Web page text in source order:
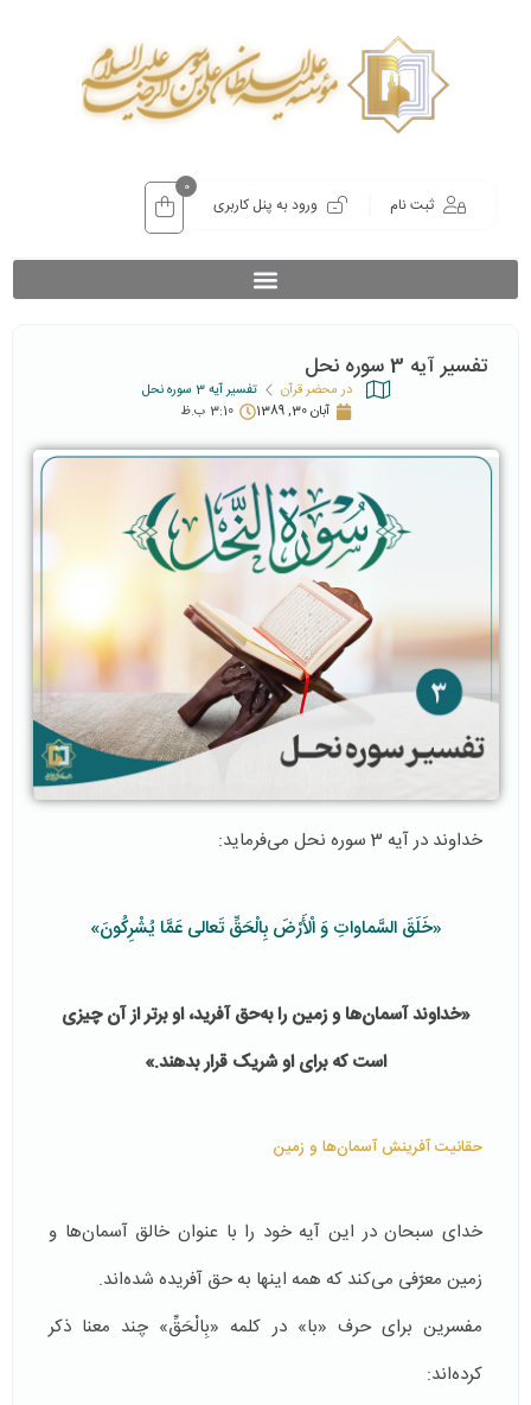
ثبت نام ورود به پنل کاربری
0
تفسیر آیه 3 سوره نحل
در محضر قرآن
تفسیر آیه 3 سوره نحل
آبان 30, 1389
3:10 ب.ظ
خداوند در آیه 3 سوره نحل می‌فرماید:
«خَلَقَ السَّماواتِ وَ الْأَرْضَ بِالْحَقِّ تَعالى‏ عَمَّا يُشْرِكُونَ»
«خداوند آسمان‌ها و زمین را به‌حق آفرید، او برتر از آن چیزی
است که برای او شریک قرار بدهند.»
حقانیت آفرینش آسمان‌ها و زمین
خدای سبحان در این آیه خود را با عنوان خالق آسمان‌ها و
زمین معرّفی می‌کند كه همه اینها به حق آفریده شده‌اند.
مفسرین برای حرف «با» در کلمه «بِالْحَقِّ» چند معنا ذكر
كرده‌اند: